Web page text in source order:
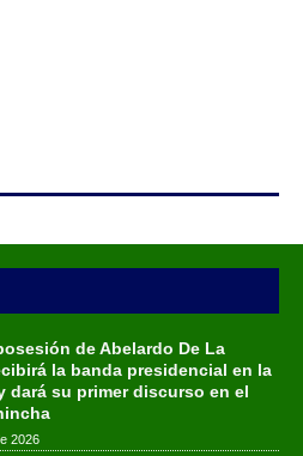
de Abelardo De La
la banda presidencial en la
dará su primer discurso en el
2026